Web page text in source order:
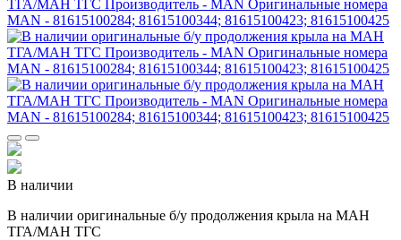
В наличии
В наличии оригинальные б/у продолжения крыла на МАН
ТГА/МАН ТГС